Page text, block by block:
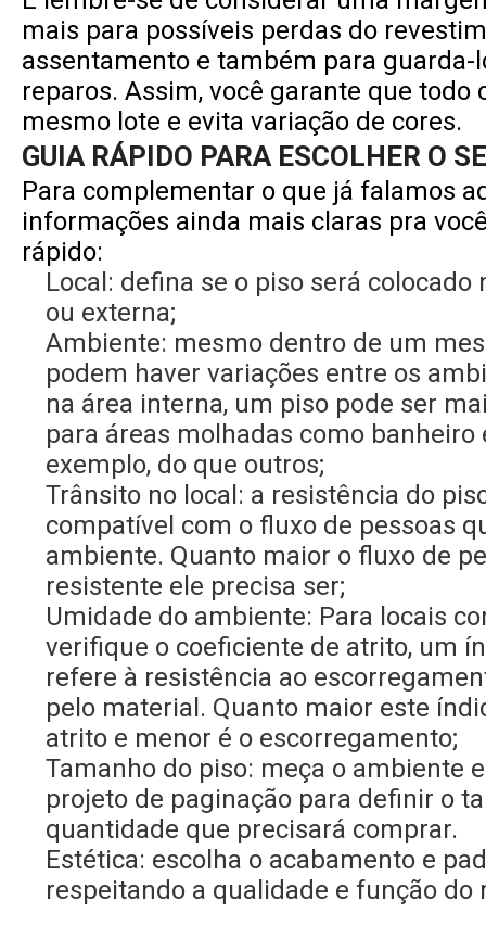
mais para possíveis perdas do
assentamento e também para
reparos. Assim, você garante que todo
mesmo lote e evita variação de cores.
GUIA RÁPIDO PARA ESCOLHER O
Para complementar o que já falamos
informações ainda mais claras pra
rápido:
Local: defina se o piso será colocado
ou externa;
Ambiente: mesmo dentro de um
podem haver variações entre os
na área interna, um piso pode ser
para áreas molhadas como banheiro
exemplo, do que outros;
Trânsito no local: a resistência do
compatível com o fluxo de pessoas
ambiente. Quanto maior o fluxo de
resistente ele precisa ser;
Umidade do ambiente: Para locais
verifique o coeficiente de atrito, um
refere à resistência ao
pelo material. Quanto maior este
atrito e menor é o escorregamento;
Tamanho do piso: meça o ambiente
projeto de paginação para definir o
quantidade que precisará comprar.
Estética: escolha o acabamento e
respeitando a qualidade e função do